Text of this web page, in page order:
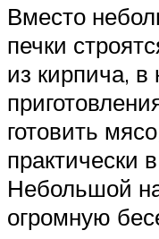
Вместо
печки
из кирпича, в
готовить
практически
Небольшой
огромную